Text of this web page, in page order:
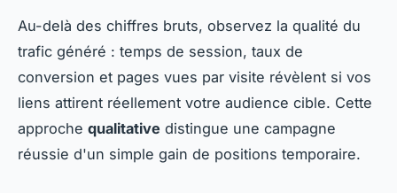
Au-delà des chiffres bruts, observez la qualité du
trafic généré : temps de session, taux de
conversion et pages vues par visite révèlent si vos
liens attirent réellement votre audience cible. Cette
approche qualitative distingue une campagne
réussie d'un simple gain de positions temporaire.